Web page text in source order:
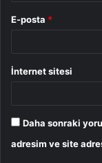
E-posta *
İnternet sitesi
Daha sonraki
adresim ve site